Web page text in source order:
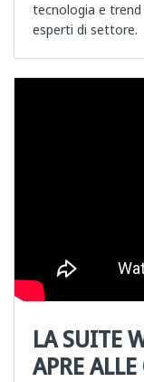
tecnologia e
esperti di settore.
LA SUITE
APRE